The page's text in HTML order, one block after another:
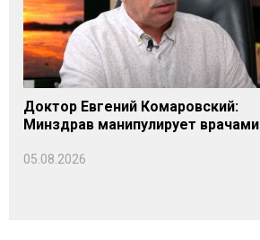
Доктор Евгений Комаровский:
Минздрав манипулирует врачами
05.08.2026